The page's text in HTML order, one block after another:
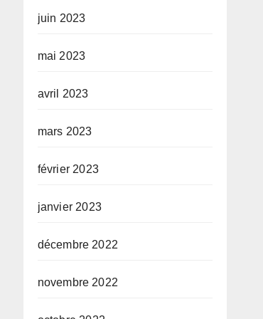
juin 2023
mai 2023
avril 2023
mars 2023
février 2023
janvier 2023
décembre 2022
novembre 2022